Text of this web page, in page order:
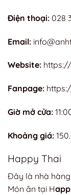
Điện thoại: 028
Email:
Website:
Fanpage:
Giờ mở cửa:
Khoảng giá:
Happy Thai
Đây là nhà
Món ăn tại H